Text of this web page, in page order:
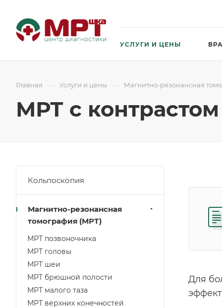
УСЛУГИ И ЦЕНЫ
Главная — Услуги и цены — Магнитно-резонансная
МРТ с
Для
Кольпоскопия
Магнитно-резонансная
томография (МРТ)
МРТ позвоночника
МРТ головы
МРТ шеи
МРТ брюшной полости
МРТ малого таза
МРТ верхних конечностей